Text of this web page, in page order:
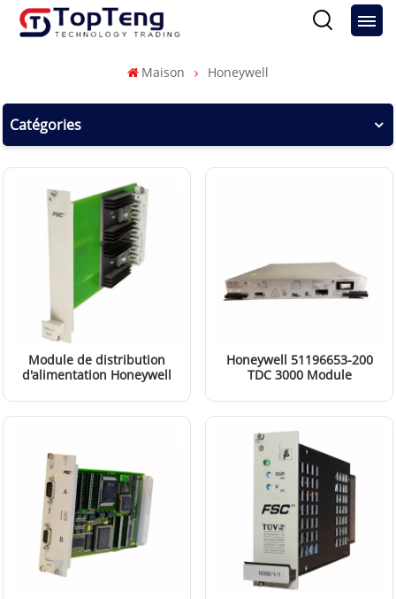
Maison Honeywell
Catégories
Module de distribution
d'alimentation Honeywell
EN SAVOIR PLUS
Honeywell 51196653-200
TDC 3000 Module
cinq emplacements
EN SAVOIR PLUS